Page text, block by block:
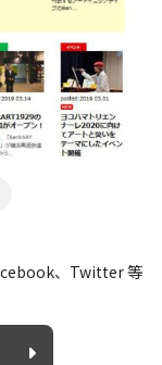
、Twitter 等